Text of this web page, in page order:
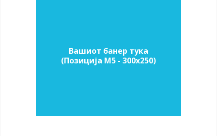
Вашиот банер тука
(Позиција M5 - 300х250)